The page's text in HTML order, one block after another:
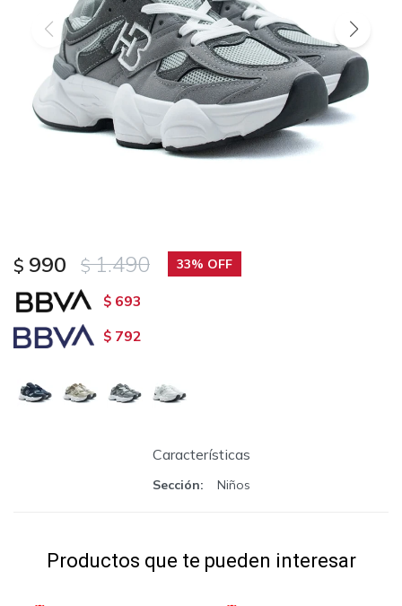
$ 990 $ 1.490 33
$ 693
$ 792
Características
Sección Niños
Productos que te pueden interesar